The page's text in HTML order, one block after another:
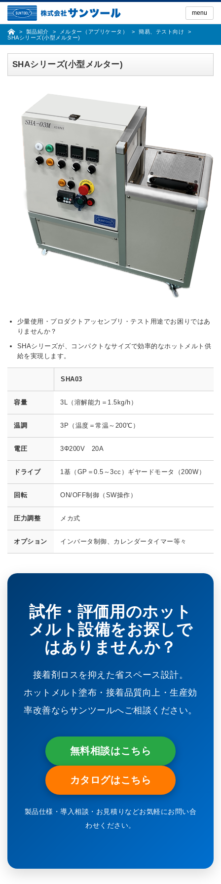
Skip
the
content
menu
製品紹介 メルター（アプリケータ）
簡易、テスト向け
SHAシリーズ(小型メルター)
SHAシリーズ(小型メルター)
少量使用・プロダクトアッセンブリ・テスト用途でお困りではあ
りませんか？
SHAシリーズが、コンパクトなサイズで効率的なホットメルト供
給を実現します。
SHA03
容量 3L（溶解能力＝1.5kg/h）
温調 3P（温度＝常温～200℃）
電圧 3Φ200V 20A
ドライブ 1基（GP＝0.5～3cc）ギヤードモータ（200W）
回転 ON/OFF制御（SW操作）
圧力調整 メカ式
オプション インバータ制御、カレンダータイマー等々
試作・評価用のホット
メルト設備をお探しで
はありませんか？
接着剤ロスを抑えた省スペース設計。
ホットメルト塗布・接着品質向上・生産効
率改善ならサンツールへご相談ください。
無料相談はこちら
カタログはこちら
製品仕様・導入相談・お見積りなどお気軽にお問い合
わせください。